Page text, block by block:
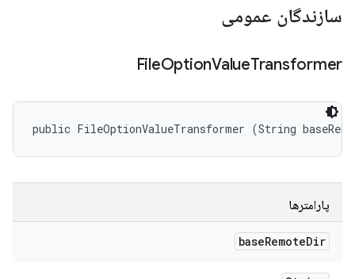
سازندگان عمومی
FileOptionValueTransformer
public FileOptionValueTransformer (String
پارامترها
baseRemoteDir